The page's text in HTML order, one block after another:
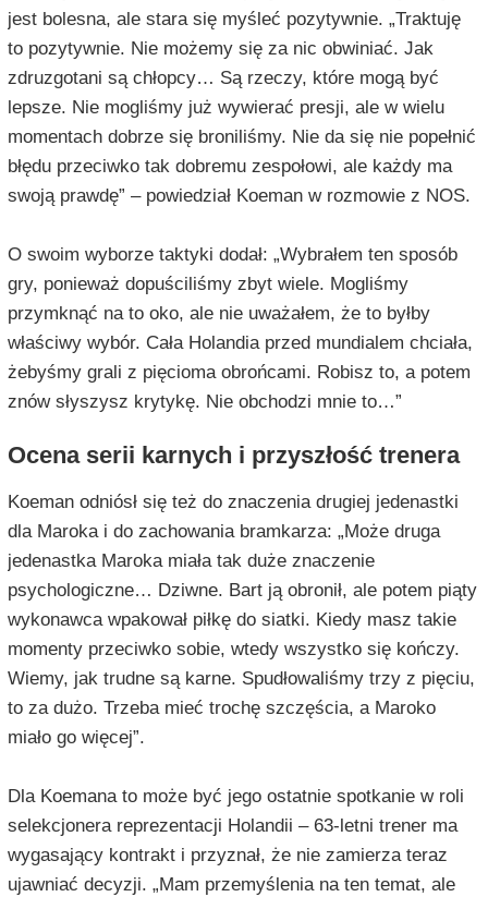
jest bolesna, ale stara się myśleć pozytywnie. „Traktuję
to pozytywnie. Nie możemy się za nic obwiniać. Jak
zdruzgotani są chłopcy… Są rzeczy, które mogą być
lepsze. Nie mogliśmy już wywierać presji, ale w wielu
momentach dobrze się broniliśmy. Nie da się nie popełnić
błędu przeciwko tak dobremu zespołowi, ale każdy ma
swoją prawdę” – powiedział Koeman w rozmowie z NOS.
O swoim wyborze taktyki dodał: „Wybrałem ten sposób
gry, ponieważ dopuściliśmy zbyt wiele. Mogliśmy
przymknąć na to oko, ale nie uważałem, że to byłby
właściwy wybór. Cała Holandia przed mundialem chciała,
żebyśmy grali z pięcioma obrońcami. Robisz to, a potem
znów słyszysz krytykę. Nie obchodzi mnie to…”
Ocena serii karnych i przyszłość trenera
Koeman odniósł się też do znaczenia drugiej jedenastki
dla Maroka i do zachowania bramkarza: „Może druga
jedenastka Maroka miała tak duże znaczenie
psychologiczne… Dziwne. Bart ją obronił, ale potem piąty
wykonawca wpakował piłkę do siatki. Kiedy masz takie
momenty przeciwko sobie, wtedy wszystko się kończy.
Wiemy, jak trudne są karne. Spudłowaliśmy trzy z pięciu,
to za dużo. Trzeba mieć trochę szczęścia, a Maroko
miało go więcej”.
Dla Koemana to może być jego ostatnie spotkanie w roli
selekcjonera reprezentacji Holandii – 63-letni trener ma
wygasający kontrakt i przyznał, że nie zamierza teraz
ujawniać decyzji. „Mam przemyślenia na ten temat, ale